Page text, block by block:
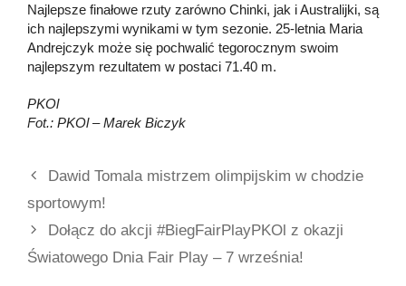
Najlepsze finałowe rzuty zarówno Chinki, jak i Australijki, są
ich najlepszymi wynikami w tym sezonie. 25-letnia Maria
Andrejczyk może się pochwalić tegorocznym swoim
najlepszym rezultatem w postaci 71.40 m.
PKOl
Fot.: PKOl – Marek Biczyk
Dawid Tomala mistrzem olimpijskim w chodzie
sportowym!
Dołącz do akcji #BiegFairPlayPKOl z okazji
Światowego Dnia Fair Play – 7 września!